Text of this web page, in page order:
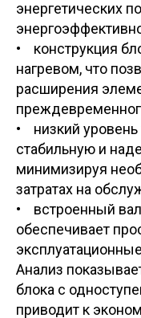
энергетических
• конструкция
нагревом, что
расширения
• низкий уровень
стабильную и
минимизируя
затратах на
• встроенный
обеспечивает
Анализ
блока с
приводит к